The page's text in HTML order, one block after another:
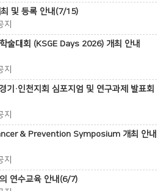
및 등록 안내(7/15)
술대회 (KSGE Days 2026) 개최 안내
기·인천지회 심포지엄 및 연구과제 발표회
& Prevention Symposium 개최 안내
연수교육 안내(6/7)